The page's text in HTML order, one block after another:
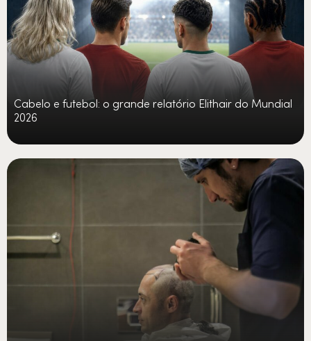
Cabelo e futebol: o grande relatório Elithair do Mundial
2026